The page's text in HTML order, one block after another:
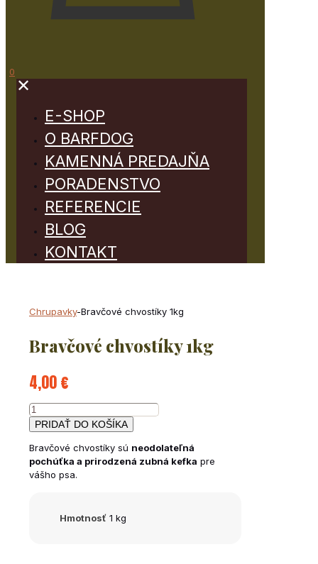
0
✕
E-SHOP
O BARFDOG
KAMENNÁ PREDAJŇA
PORADENSTVO
REFERENCIE
BLOG
KONTAKT
Chrupavky-Bravčové chvostíky 1kg
Bravčové chvostíky 1kg
4,00€
množstvo
Bravčové
chvostíky
1kg
PRIDAŤ DO KOŠÍKA
Bravčové chvostíky sú neodolateľná
pochúťka a prirodzená zubná kefka pre
vášho psa.
Hmotnosť 1 kg